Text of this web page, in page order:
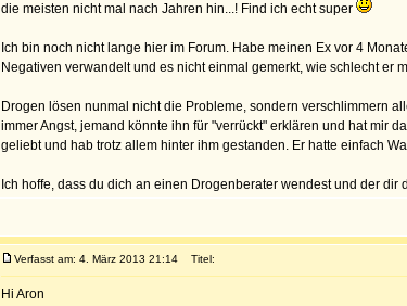
die meisten nicht mal nach Jahren hin...! Find ich echt super
Ich bin noch nicht lange hier im Forum. Habe meinen Ex vor 4
Negativen verwandelt und es nicht einmal gemerkt, wie schlecht er
Drogen lösen nunmal nicht die Probleme, sondern verschlimmern
immer Angst, jemand könnte ihn für "verrückt" erklären und hat mir
geliebt und hab trotz allem hinter ihm gestanden. Er hatte einfach
Ich hoffe, dass du dich an einen Drogenberater wendest und der
Verfasst am: 4. März 2013 21:14 Titel:
Hi Aron